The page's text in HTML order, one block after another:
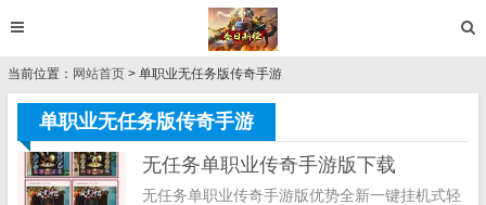
当前位置： 网站首页 > 单职业无任务版传奇手游
单职业无任务版传奇手游
无任务单职业传奇手游版下载
无任务单职业传奇手游版优势全新一键挂机式轻